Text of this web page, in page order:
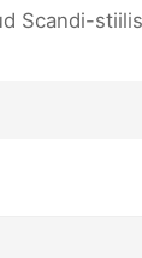
Scandi-